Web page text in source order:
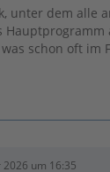
unter dem alle
Hauptprogramm
schon oft im
2026 um 16:35